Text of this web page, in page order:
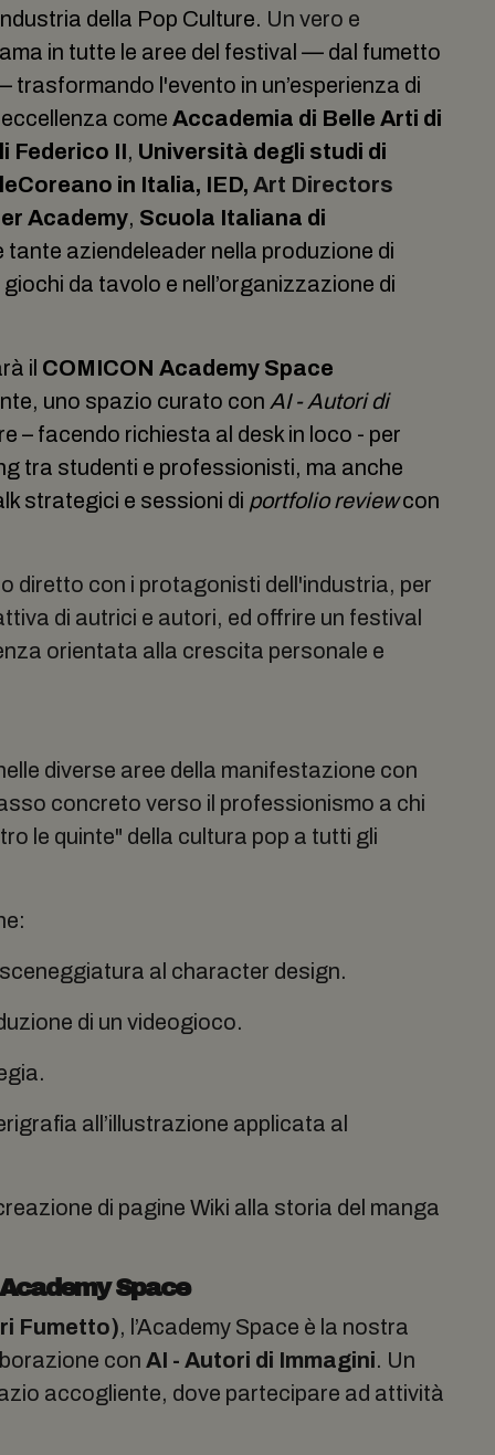
della Pop Culture. Un vero e
in tutte le aree del festival — dal fumetto
l'evento in un’esperienza di
come Accademia di Belle Arti di
Federico II, Università degli studi di
in Italia, IED, Art Directors
Academy, Scuola Italiana di
tante aziendeleader nella produzione di
da tavolo e nell’organizzazione di
il COMICON Academy Space
uno spazio curato con AI - Autori di
– facendo richiesta al desk in loco - per
tra studenti e professionisti, ma anche
strategici e sessioni di portfolio reviewcon
diretto con i protagonisti dell'industria, per
di autrici e autori, ed offrire un festival
orientata alla crescita personale e
diverse aree della manifestazione con
concreto verso il professionismo a chi
le quinte" della cultura pop a tutti gli
al character design.
di un videogioco.
all’illustrazione applicata al
di pagine Wiki alla storia del manga
Space
Fumetto), l’Academy Space è la nostra
con AI - Autori di Immagini. Un
accogliente, dove partecipare ad attività